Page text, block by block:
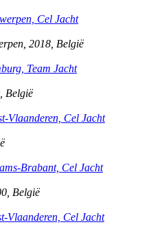
Cel Jacht
2018 België
Team Jacht
België
Vlaanderen, Cel Jacht
Brabant, Cel Jacht
België
Vlaanderen, Cel Jacht